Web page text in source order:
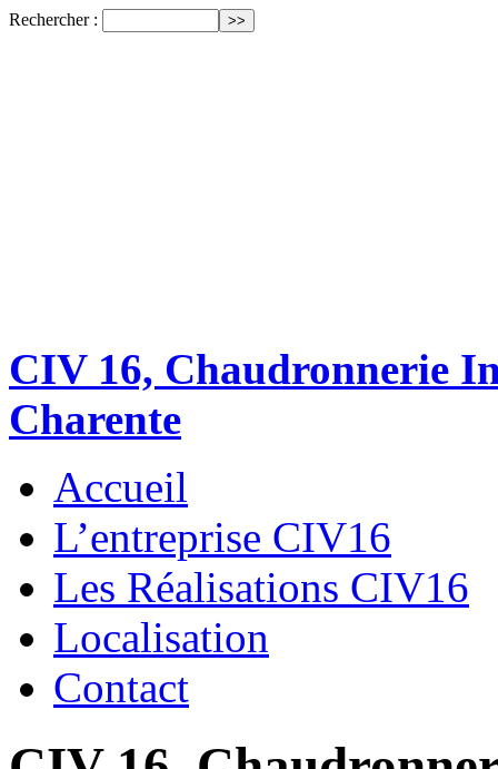
Rechercher :
CIV 16, Chaudronnerie
Charente
Accueil
L’entreprise CIV16
Les Réalisations CIV16
Localisation
Contact